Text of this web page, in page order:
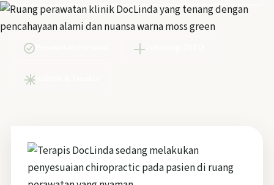
Teknologi ZYTO
Holistik & Terukur